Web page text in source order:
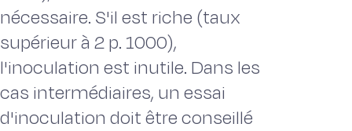
nécessaire. S'il est riche (taux
supérieur à 2 p. 1000),
l'inoculation est inutile. Dans les
cas intermédiaires, un essai
d'inoculation doit être conseillé